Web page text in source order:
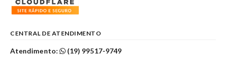
CENTRAL DE ATENDIMENTO
Atendimento: (19) 99517-9749